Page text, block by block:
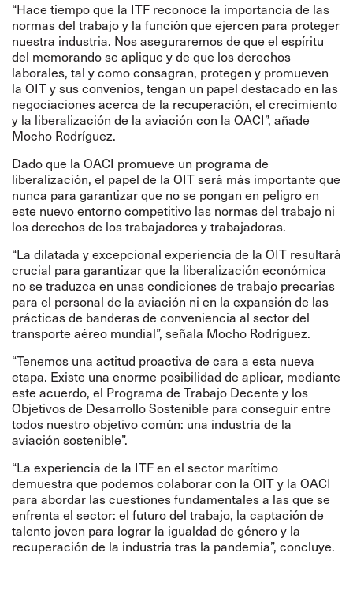
“Hace tiempo que la ITF reconoce la importancia de las
normas del trabajo y la función que ejercen para proteger
nuestra industria. Nos aseguraremos de que el espíritu
del memorando se aplique y de que los derechos
laborales, tal y como consagran, protegen y promueven
la OIT y sus convenios, tengan un papel destacado en las
negociaciones acerca de la recuperación, el crecimiento
y la liberalización de la aviación con la OACI”, añade
Mocho Rodríguez.
Dado que la OACI promueve un programa de
liberalización, el papel de la OIT será más importante que
nunca para garantizar que no se pongan en peligro en
este nuevo entorno competitivo las normas del trabajo ni
los derechos de los trabajadores y trabajadoras.
“La dilatada y excepcional experiencia de la OIT resultará
crucial para garantizar que la liberalización económica
no se traduzca en unas condiciones de trabajo precarias
para el personal de la aviación ni en la expansión de las
prácticas de banderas de conveniencia al sector del
transporte aéreo mundial”, señala Mocho Rodríguez.
“Tenemos una actitud proactiva de cara a esta nueva
etapa. Existe una enorme posibilidad de aplicar, mediante
este acuerdo, el Programa de Trabajo Decente y los
Objetivos de Desarrollo Sostenible para conseguir entre
todos nuestro objetivo común: una industria de la
aviación sostenible”.
“La experiencia de la ITF en el sector marítimo
demuestra que podemos colaborar con la OIT y la OACI
para abordar las cuestiones fundamentales a las que se
enfrenta el sector: el futuro del trabajo, la captación de
talento joven para lograr la igualdad de género y la
recuperación de la industria tras la pandemia”, concluye.